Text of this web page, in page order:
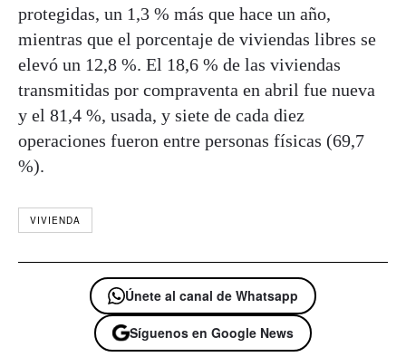
protegidas, un 1,3 % más que hace un año,
mientras que el porcentaje de viviendas libres se
elevó un 12,8 %. El 18,6 % de las viviendas
transmitidas por compraventa en abril fue nueva
y el 81,4 %, usada, y siete de cada diez
operaciones fueron entre personas físicas (69,7
%).
VIVIENDA
Únete al canal de Whatsapp
Síguenos en Google News